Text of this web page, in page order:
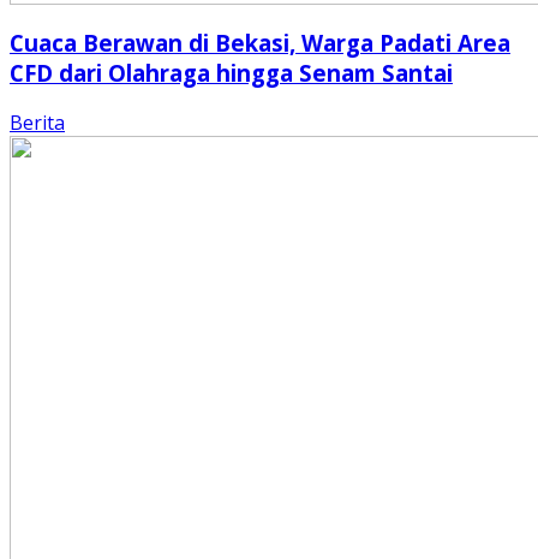
Cuaca Berawan di Bekasi, Warga Padati Area
CFD dari Olahraga hingga Senam Santai
Berita